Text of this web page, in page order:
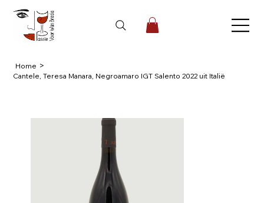
Home >
Cantele, Teresa Manara, Negroamaro IGT Salento 2022 uit Italië